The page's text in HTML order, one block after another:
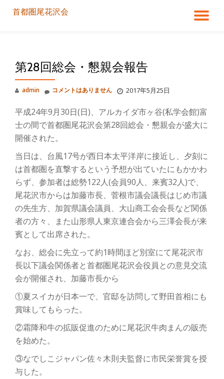
ナ
シ
ン
を
切
替
首都圏尾花沢会
第28回総会・懇親会報告
admin 2017年5月25日
コメントはありません
平成24年9月30日(日)、アルカイダ市ヶ谷(私学会館)富
士の間で首都圏尾花沢会第28回総会・懇親会が盛大に
開催された。
当日は、台風17号が西日本太平洋岸に接近し、夕刻に
は首都圏を直撃するという予想が出ていたにもかかわ
らず、参加者は総勢122人(会員90人、来賓32人)で、
尾花沢市からは加藤市長、菅根市議会議長はじめ市議
の先生方、加賀県議会議員、大山商工会会長など関係
者の方々、また山形県人東京連合会から三澤会長が来
賓として出席された。
なお、総会に先立って約1時間ほど別室にて尾花沢市
長以下議会関係者と首都圏尾花沢会役員との意見交流
会が開催され、加藤市長から
①夏スイカが日本一で、官邸を訪問して野田首相にも
賞味してもらった。
②霜降和牛の拡販促進のために尾花沢牛肉まんの販売
を始めた。
③なでしこジャパン佐々木則夫監督に市民栄誉賞を授
与した。